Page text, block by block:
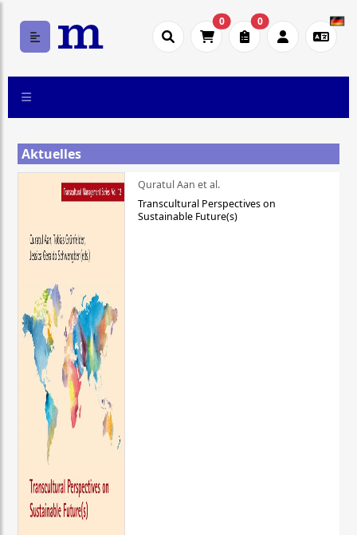
0 0
Aktuelles
Quratul Aan et al.
Transcultural Perspectives on
Sustainable Future(s)